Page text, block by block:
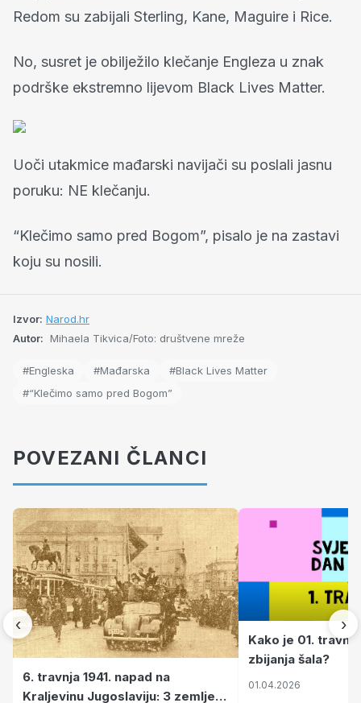
Redom su zabijali Sterling, Kane, Maguire i Rice.
No, susret je obilježilo klečanje Engleza u znak
podrške ekstremno lijevom Black Lives Matter.
Uoči utakmice mađarski navijači su poslali jasnu
poruku: NE klečanju.
“Klečimo samo pred Bogom”, pisalo je na zastavi
koju su nosili.
Izvor: Narod.hr
Autor: Mihaela Tikvica/Foto: društvene mreže
#Engleska #Mađarska
#Black Lives Matter
#“Klečimo samo pred Bogom”
POVEZANI ČLANCI
‹
6. travnja 1941. napad na
Kraljevinu Jugoslaviju: 3 zemlje
Kako je 01.
zbijanja šala?
01.04.2026
›